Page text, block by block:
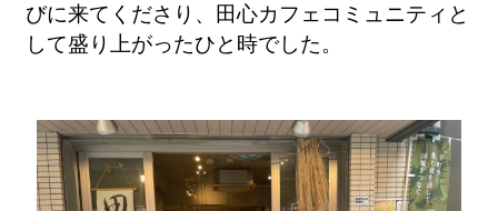
びに来てくださり、田心カフェコミュニティと
して盛り上がったひと時でした。